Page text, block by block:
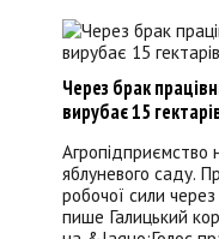
Через брак
вирубає 15
Агропідприємство
яблуневого саду.
робочої сили
пише Галицький